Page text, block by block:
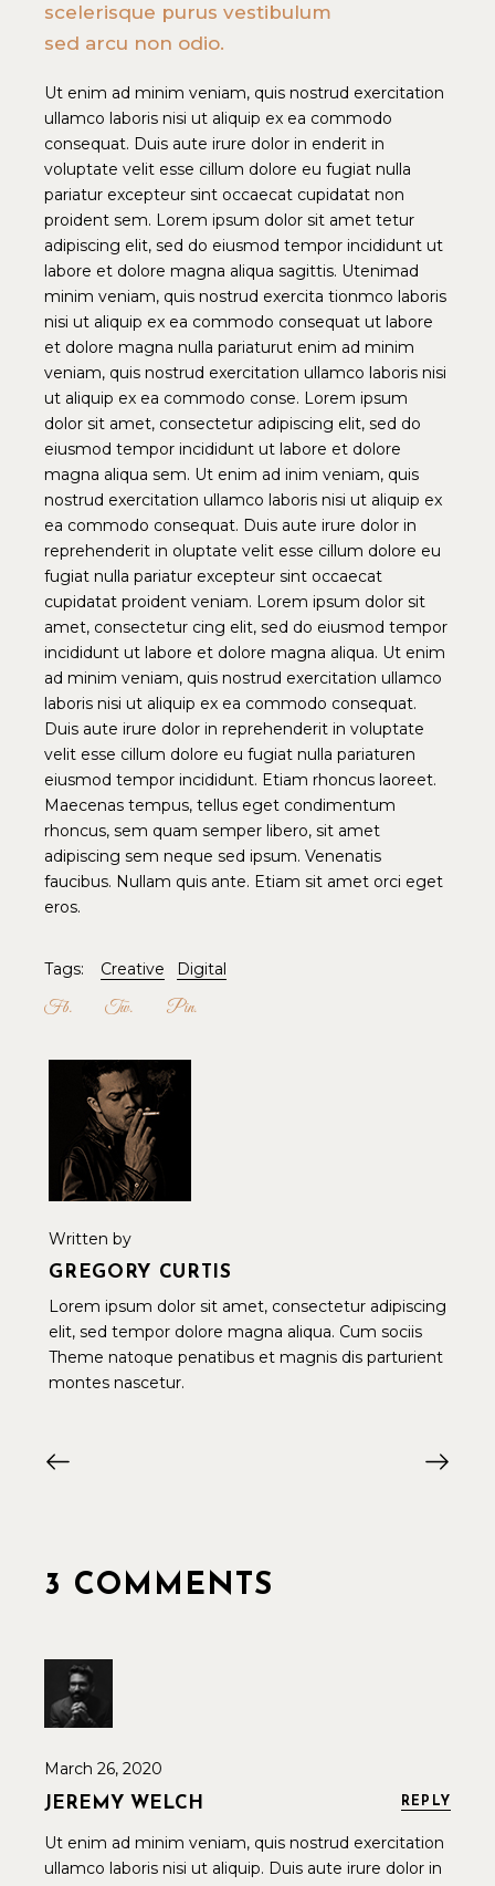
scelerisque purus vestibulum
sed arcu non odio.
Ut enim ad minim veniam, quis nostrud exercitation
ullamco laboris nisi ut aliquip ex ea commodo
consequat. Duis aute irure dolor in enderit in
voluptate velit esse cillum dolore eu fugiat nulla
pariatur excepteur sint occaecat cupidatat non
proident sem. Lorem ipsum dolor sit amet tetur
adipiscing elit, sed do eiusmod tempor incididunt ut
labore et dolore magna aliqua sagittis. Utenimad
minim veniam, quis nostrud exercita tionmco laboris
nisi ut aliquip ex ea commodo consequat ut labore
et dolore magna nulla pariaturut enim ad minim
veniam, quis nostrud exercitation ullamco laboris nisi
ut aliquip ex ea commodo conse. Lorem ipsum
dolor sit amet, consectetur adipiscing elit, sed do
eiusmod tempor incididunt ut labore et dolore
magna aliqua sem. Ut enim ad inim veniam, quis
nostrud exercitation ullamco laboris nisi ut aliquip ex
ea commodo consequat. Duis aute irure dolor in
reprehenderit in oluptate velit esse cillum dolore eu
fugiat nulla pariatur excepteur sint occaecat
cupidatat proident veniam. Lorem ipsum dolor sit
amet, consectetur cing elit, sed do eiusmod tempor
incididunt ut labore et dolore magna aliqua. Ut enim
ad minim veniam, quis nostrud exercitation ullamco
laboris nisi ut aliquip ex ea commodo consequat.
Duis aute irure dolor in reprehenderit in voluptate
velit esse cillum dolore eu fugiat nulla pariaturen
eiusmod tempor incididunt. Etiam rhoncus laoreet.
Maecenas tempus, tellus eget condimentum
rhoncus, sem quam semper libero, sit amet
adipiscing sem neque sed ipsum. Venenatis
faucibus. Nullam quis ante. Etiam sit amet orci eget
eros.
Tags: Creative Digital
Fb Tw Pin
Written by
GREGORY CURTIS
Lorem ipsum dolor sit amet, consectetur adipiscing
elit, sed tempor dolore magna aliqua. Cum sociis
Theme natoque penatibus et magnis dis parturient
montes nascetur.
3 COMMENTS
REPLY
March 26, 2020
JEREMY WELCH
Ut enim ad minim veniam, quis nostrud exercitation
ullamco laboris nisi ut aliquip. Duis aute irure dolor in